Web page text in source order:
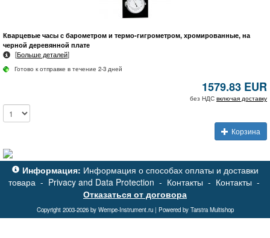
Кварцевые часы с барометром и термо-гигрометром, хромированные, на
черной деревянной плате
[Больше деталей]
Готово к отправке в течение 2-3 дней
1579.83 EUR
без НДС включая доставку
Корзина
Информация: Информация о способах оплаты и доставки
товара- Privacy and Data Protection - Контакты - Контакты -
Отказаться от договора
Copyright 2003-2026 by Wempe-Instrument.ru | Powered by Tarstra Multishop